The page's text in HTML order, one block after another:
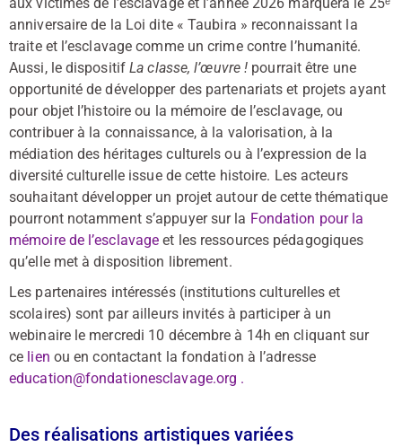
aux victimes de l’esclavage et l’année 2026 marquera le 25ᵉ
anniversaire de la Loi dite « Taubira » reconnaissant la
traite et l’esclavage comme un crime contre I’humanité.
Aussi, le dispositifLa classe, l’œuvre ! pourrait être une
opportunité de développer des partenariats et projets ayant
pour objet l’histoire ou la mémoire de l’esclavage, ou
contribuer à la connaissance, à la valorisation, à la
médiation des héritages culturels ou à l’expression de la
diversité culturelle issue de cette histoire. Les acteurs
souhaitant développer un projet autour de cette thématique
pourront notamment s’appuyer sur la Fondation pour la
mémoire de l’esclavageet les ressources pédagogiques
qu’elle met à disposition librement.
Les partenaires intéressés (institutions culturelles et
scolaires) sont par ailleurs invités à participer à un
webinaire le mercredi 10 décembre à 14h en cliquant sur
ce lien ou en contactant la fondation à l’adresse
education@fondationesclavage.org .
Des réalisations artistiques variées